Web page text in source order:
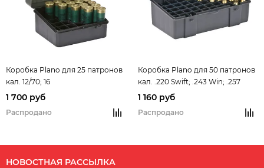
Коробка Plano для 25 патронов
кал. 12/70; 16
1 700 руб
Распродано
Коробка Plano для 50 патронов
кал. .220 Swift; .243 Win; .257
Roberts; .270WSM; .300WSM;
1 160 руб
Распродано
НОВОСТНАЯ РАССЫЛКА